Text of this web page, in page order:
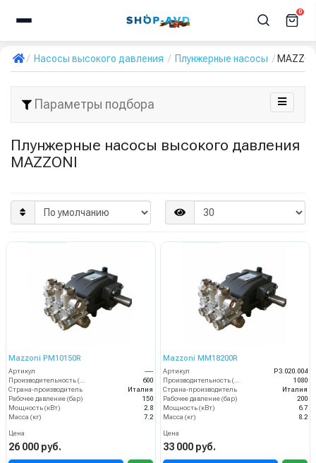
0
Насосы высокого давления Плунжерные насосы
Параметры подбора
Плунжерные насосы высокого давления
MAZZONI
Mazzoni PM10150R
Артикул
----
600
Страна-производитель
Италия
Рабочее давление (бар)
150
Мощность (кВт)
2.8
Масса (кг)
7.2
Цена
26 000 руб.
Mazzoni MM18200R
Артикул
P3.020.004
1080
Страна-производитель
Италия
Рабочее давление (бар)
200
Мощность (кВт)
6.7
Масса (кг)
8.2
Цена
33 000 руб.